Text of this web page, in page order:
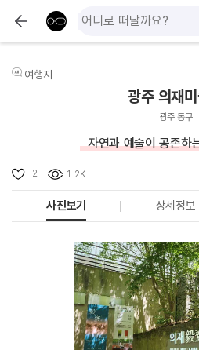
여행지
광주 의재
광주 동구
자연과 예술이 공존하
2 1.2K
사진보기 상세정보